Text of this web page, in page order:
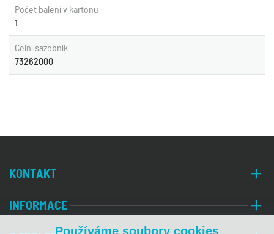
Počet balení v kartonu
1
Celní sazebník
73262000
KONTAKT
INFORMACE
Používáme soubory cookies